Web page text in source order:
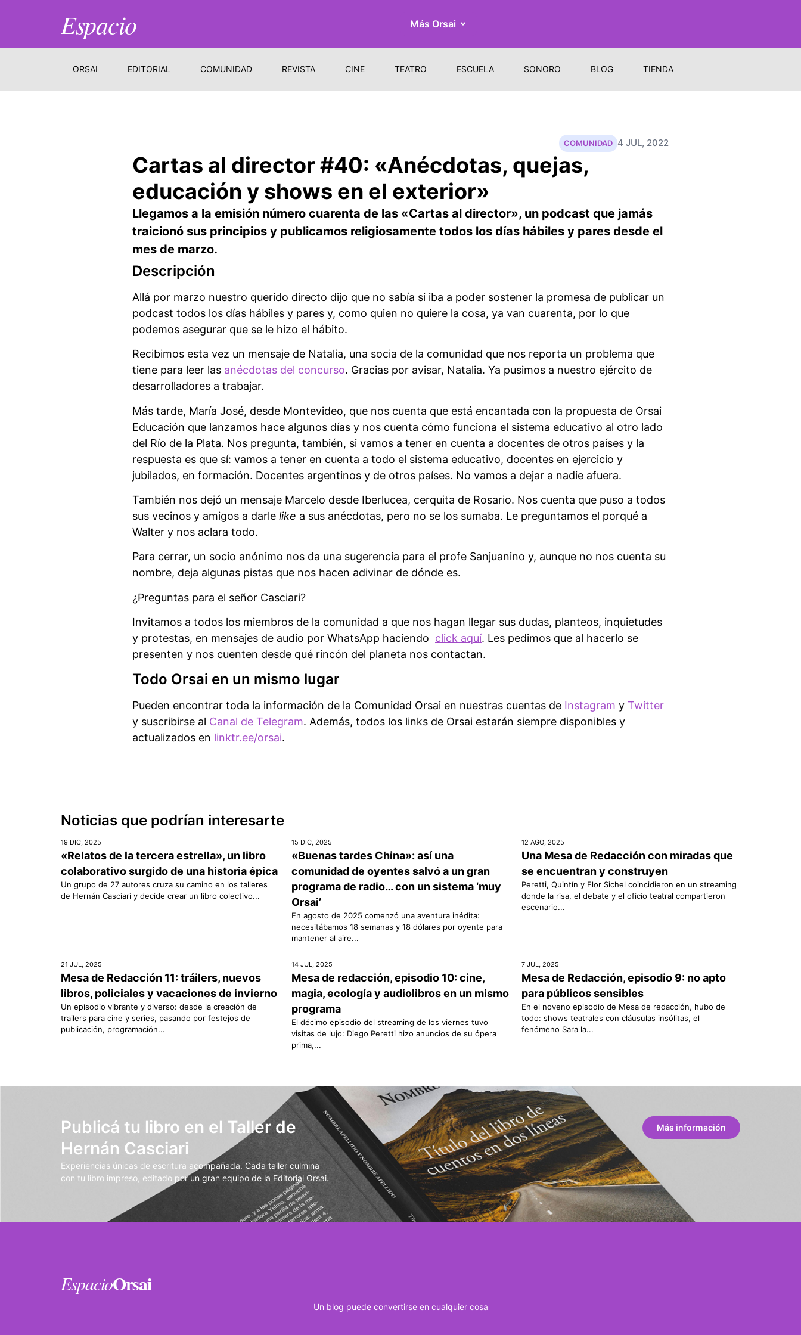
Espacio Más Orsai
ORSAI EDITORIAL COMUNIDAD REVISTA CINE TEATRO ESCUELA SONORO BLOG TIENDA
4 JUL, 2022
COMUNIDAD
Cartas al director #40: «Anécdotas, quejas,
educación y shows en el exterior»
Llegamos a la emisión número cuarenta de las «Cartas al director», un podcast que jamás
traicionó sus principios y publicamos religiosamente todos los días hábiles y pares desde el
mes de marzo.
Descripción
Allá por marzo nuestro querido directo dijo que no sabía si iba a poder sostener la promesa de publicar un
podcast todos los días hábiles y pares y, como quien no quiere la cosa, ya van cuarenta, por lo que
podemos asegurar que se le hizo el hábito.
Recibimos esta vez un mensaje de Natalia, una socia de la comunidad que nos reporta un problema que
tiene para leer las anécdotas del concurso. Gracias por avisar, Natalia. Ya pusimos a nuestro ejército de
desarrolladores a trabajar.
Más tarde, María José, desde Montevideo, que nos cuenta que está encantada con la propuesta de Orsai
Educación que lanzamos hace algunos días y nos cuenta cómo funciona el sistema educativo al otro lado
del Río de la Plata. Nos pregunta, también, si vamos a tener en cuenta a docentes de otros países y la
respuesta es que sí: vamos a tener en cuenta a todo el sistema educativo, docentes en ejercicio y
jubilados, en formación. Docentes argentinos y de otros países. No vamos a dejar a nadie afuera.
También nos dejó un mensaje Marcelo desde Iberlucea, cerquita de Rosario. Nos cuenta que puso a todos
sus vecinos y amigos a darle like a sus anécdotas, pero no se los sumaba. Le preguntamos el porqué a
Walter y nos aclara todo.
Para cerrar, un socio anónimo nos da una sugerencia para el profe Sanjuanino y, aunque no nos cuenta su
nombre, deja algunas pistas que nos hacen adivinar de dónde es.
¿Preguntas para el señor Casciari?
Invitamos a todos los miembros de la comunidad a que nos hagan llegar sus dudas, planteos, inquietudes
y protestas, en mensajes de audio por WhatsApp haciendo click aquí. Les pedimos que al hacerlo se
presenten y nos cuenten desde qué rincón del planeta nos contactan.
Todo Orsai en un mismo lugar
Pueden encontrar toda la información de la Comunidad Orsai en nuestras cuentas de Instagram y Twitter
y suscribirse al Canal de Telegram. Además, todos los links de Orsai estarán siempre disponibles y
actualizados en linktr.ee/orsai.
Noticias que podrían interesarte
19 DIC, 2025
«Relatos de la tercera estrella», un libro
colaborativo surgido de una historia épica
Un grupo de 27 autores cruza su camino en los talleres
de Hernán Casciari y decide crear un libro colectivo...
15 DIC, 2025
«Buenas tardes China»: así una
comunidad de oyentes salvó a un gran
programa de radio… con un sistema ‘muy
Orsai’
En agosto de 2025 comenzó una aventura inédita:
necesitábamos 18 semanas y 18 dólares por oyente para
mantener al aire...
12 AGO, 2025
Una Mesa de Redacción con miradas que
se encuentran y construyen
Peretti, Quintín y Flor Sichel coincidieron en un streaming
donde la risa, el debate y el oficio teatral compartieron
escenario...
21 JUL, 2025
Mesa de Redacción 11: tráilers, nuevos
libros, policiales y vacaciones de invierno
Un episodio vibrante y diverso: desde la creación de
trailers para cine y series, pasando por festejos de
publicación, programación...
14 JUL, 2025
Mesa de redacción, episodio 10: cine,
magia, ecología y audiolibros en un mismo
programa
El décimo episodio del streaming de los viernes tuvo
visitas de lujo: Diego Peretti hizo anuncios de su ópera
prima,...
7 JUL, 2025
Mesa de Redacción, episodio 9: no apto
para públicos sensibles
En el noveno episodio de Mesa de redacción, hubo de
todo: shows teatrales con cláusulas insólitas, el
fenómeno Sara la...
Publicá tu libro en el Taller de
Hernán Casciari
Experiencias únicas de escritura acompañada. Cada taller culmina
con tu libro impreso, editado por un gran equipo de la Editorial Orsai.
Más información
EspacioOrsai
Un blog puede convertirse en cualquier cosa